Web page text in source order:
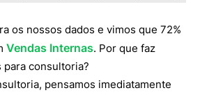
os nossos dados e vimos que 72%
Vendas Internas. Por que faz
consultoria?
pensamos imediatamente